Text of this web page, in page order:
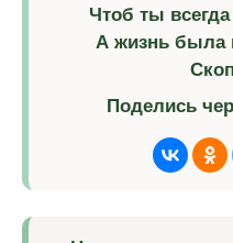
Чтоб ты
А жизнь была
Поделись